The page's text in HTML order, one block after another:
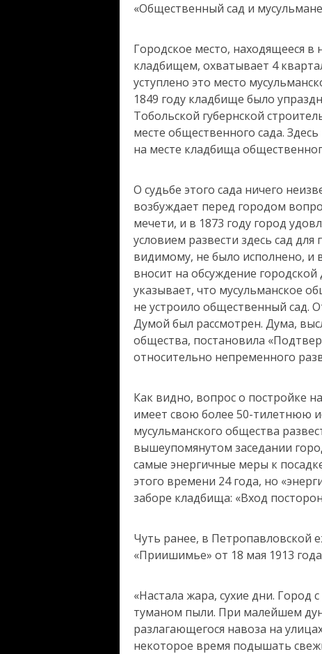
«Общественный сад и
Городское место, находящееся
кладбищем, охватывает 4
уступлено это место
1849 году кладбище было
Тобольской губернской
месте общественного сада.
на месте кладбища
О судьбе этого сада ничего
возбуждает перед городом
мечети, и в 1873 году город
условием развести здесь сад
видимому, не было исполнено, и
вносит на обсуждение
указывает, что мусульманское
не устроило общественный сад.
Думой был рассмотрен. Дума,
общества, постановила
относительно непременного
Как видно, вопрос о постройке
имеет свою более 50-тилетнюю
мусульманского общества
вышеупомянутом заседании
самые энергичные меры к
этого времени 24 года, но
заборе кладбища: «Вход
Чуть ранее, в Петропавловской
«Приишимье» от 18 мая 1913
«Настала жара, сухие дни. Город
туманом пыли. При малейшем
разлагающегося навоза на
некоторое время подышать